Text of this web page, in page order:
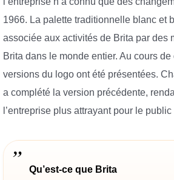
1966. La palette traditionnelle blanc et
associée aux activités de Brita par des
Brita dans le monde entier. Au cours
versions du logo ont été présentées.
a complété la version précédente,
l’entreprise plus attrayant pour le
Qu’est-ce que Brita